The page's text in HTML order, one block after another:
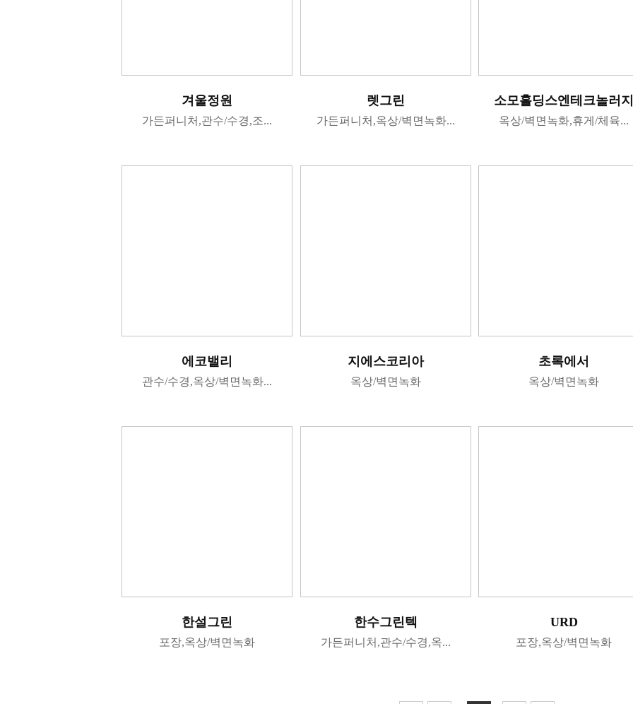
겨울정원
가든퍼니처,관수/수경,조...
렛그린
가든퍼니처,옥상/벽면녹화...
소모홀딩스엔테크놀러
옥상/벽면녹화,휴게/체육...
에코밸리
관수/수경,옥상/벽면녹화...
지에스코리아
옥상/벽면녹화
초록에서
옥상/벽면녹화
한설그린
포장,옥상/벽면녹화
한수그린텍
가든퍼니처,관수/수경,옥...
URD
포장,옥상/벽면녹화